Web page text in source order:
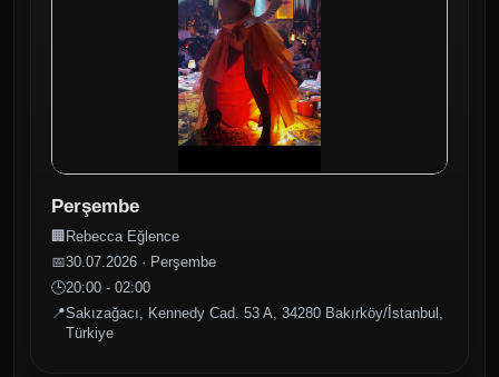
Perşembe
🏢 Rebecca Eğlence
📅30.07.2026 · Perşembe
🕒20:00 - 02:00
📍Sakızağacı, Kennedy Cad. 53 A, 34280 Bakırköy/İstanbul,
Türkiye